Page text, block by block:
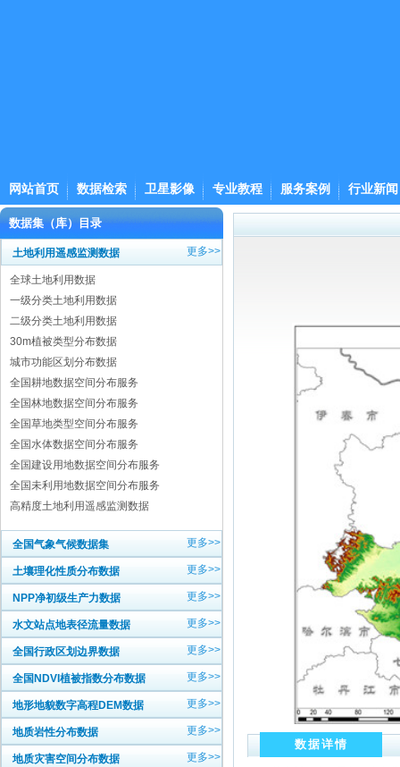
网站首页 数据检索 卫星影像 专业教程 服务案例 行业新闻
数据集（库）目录
土地利用遥感监测数据 更多>>
全球土地利用数据
一级分类土地利用数据
二级分类土地利用数据
30m植被类型分布数据
城市功能区划分布数据
全国耕地数据空间分布服务
全国林地数据空间分布服务
全国草地类型空间分布服务
全国水体数据空间分布服务
全国建设用地数据空间分布服务
全国未利用地数据空间分布服务
高精度土地利用遥感监测数据
全国气象气候数据集 更多>>
土壤理化性质分布数据 更多>>
NPP净初级生产力数据 更多>>
水文站点地表径流量数据 更多>>
全国行政区划边界数据 更多>>
全国NDVI植被指数分布数据 更多>>
地形地貌数字高程DEM数据 更多>>
地质岩性分布数据 更多>>
地质灾害空间分布数据 更多>>
数据详情